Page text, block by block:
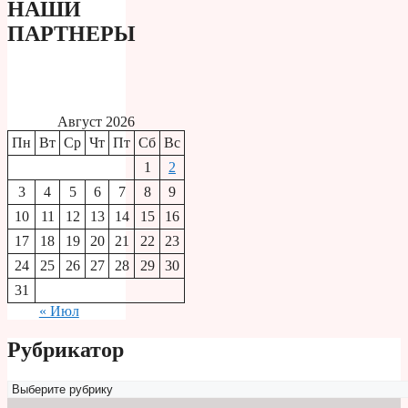
НАШИ
ПАРТНЕРЫ
Август 2026
Пн Вт Ср Чт Пт Сб Вс
1
2
3
4 5 6 7 8
9
10
11 12 13 14 15
16
17
18 19 20 21 22
23
24
25 26 27 28 29
30
31
« Июл
Рубрикатор
Рубрикатор